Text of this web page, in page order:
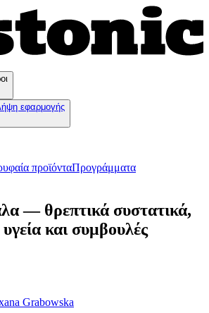
εφαρμογής
προϊόνταПρογράμματα
— θρεπτικά συστατικά,
και συμβουλές
Grabowska